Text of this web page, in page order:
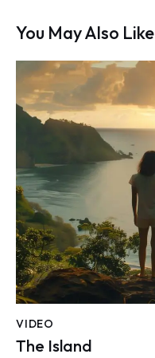
You May Also Like
VIDEO
The Island